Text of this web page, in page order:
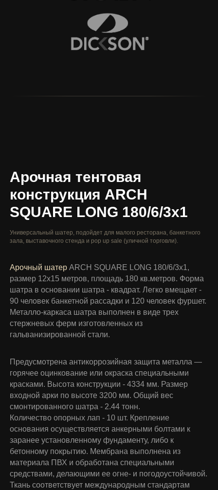
Арочная тентовая
конструкция ARCH
SQUARE LONG 180/6/3x1
Универсальный шатер, подойдет для малого ресторана, банкетного
зала, выставочного стенда и pop up sale (уличной торговли).
Арочный шатер ARCH SQUARE LONG 180/6/3x1,
размер 12х15 метров, площадь 180 кв.метров. Форма
шатра в основании шатра - квадрат. Легко вмещает -
90 человек банкетной рассадки и 120 человек фуршет.
Металло-каркаса шатра выполнен в виде трех
стержневых ферм изготовленных из
гальванизированной стали.
Предусмотрена антикоррозийная защита металла —
горячее оцинкование или окраска специальными
красками. Высота конструкции - 4334 мм. Размер
входной арки по высоте 3200 мм. Общий вес
смонтированного шатра - 2.44 тонн.
Количество опорных лап - 10 шт. Крепление
основания осуществляется анкерными болтами к
заранее установленному фундаменту, либо к
бетонному покрытию. Мембрана выполнена из
материала ПВХ и обработана специальными
средствами, делающими ее огне- и погодоустойчивой.
Ткань соответствует международным стандартам